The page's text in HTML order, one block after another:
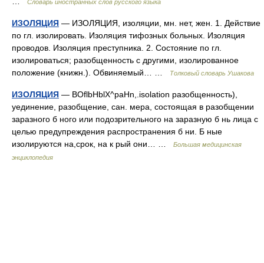
Словарь иностранных слов русского языка
ИЗОЛЯЦИЯ — ИЗОЛЯЦИЯ, изоляции, мн. нет, жен. 1. Действие
по гл. изолировать. Изоляция тифозных больных. Изоляция
проводов. Изоляция преступника. 2. Состояние по гл.
изолироваться; разобщенность с другими, изолированное
положение (книжн.). Обвиняемый… …
Толковый словарь Ушакова
ИЗОЛЯЦИЯ — BOflbHblX^paHn,.isolation разобщенность),
уединение, разобщение, сан. мера, состоящая в разобщении
заразного б ного или подозрительного на заразную б нь лица с
целью предупреждения распространения б ни. Б ные
изолируются на,срок, на к рый они… …
Большая медицинская
энциклопедия